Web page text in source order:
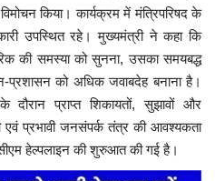
किया। कार्यक्रम में मंत्रिपरिषद के
उपस्थित रहे। मुख्यमंत्री ने कहा कि
की समस्या को सुनना, उसका समयबद्ध
प्रशासन को अधिक जवाबदेह बनाना है।
दौरान प्राप्त शिकायतों, सुझावों और
प्रभावी जनसंपर्क तंत्र की आवश्यकता
हेल्पलाइन की शुरुआत की गई है।